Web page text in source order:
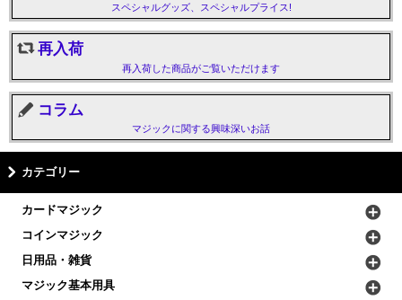
スペシャルグッズ、スペシャルプライス!
再入荷
再入荷した商品がご覧いただけます
コラム
マジックに関する興味深いお話
カテゴリー
カードマジック
コインマジック
日用品・雑貨
マジック基本用具